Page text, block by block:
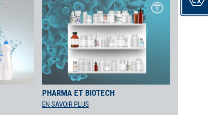
PHARMA ET BIOTECH
EN SAVOIR PLUS